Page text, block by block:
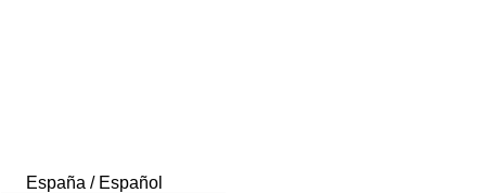
España / Español